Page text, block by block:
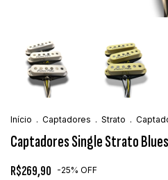
Início . Captadores . Strato .
Captadores Single Strato
R$269,90 -25% OFF